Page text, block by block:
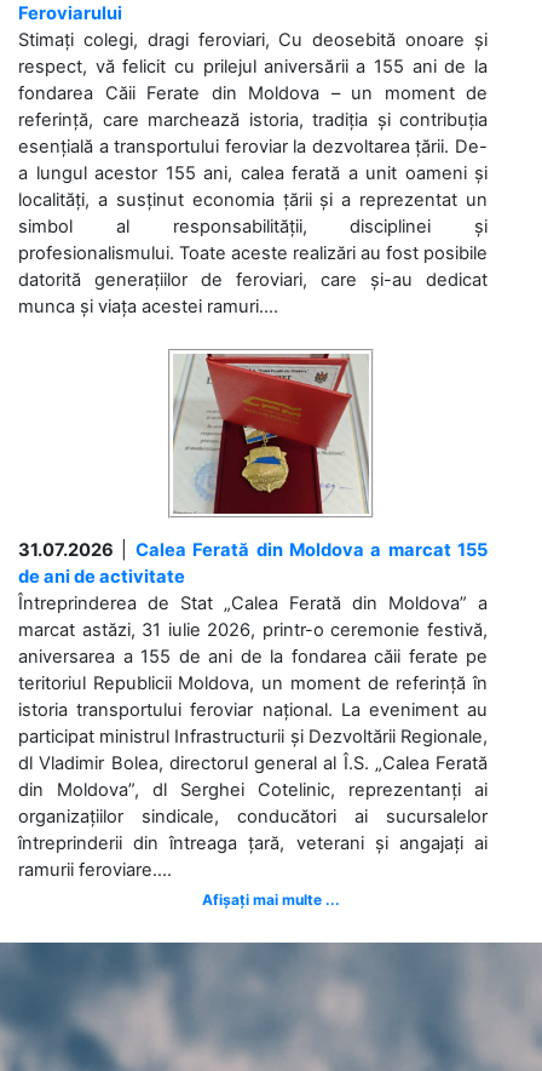
Feroviarului
Stimați colegi, dragi feroviari, Cu deosebită onoare și
respect, vă felicit cu prilejul aniversării a 155 ani de la
fondarea Căii Ferate din Moldova – un moment de
referință, care marchează istoria, tradiția și contribuția
esențială a transportului feroviar la dezvoltarea țării. De-
a lungul acestor 155 ani, calea ferată a unit oameni și
localități, a susținut economia țării și a reprezentat un
simbol al responsabilității, disciplinei și
profesionalismului. Toate aceste realizări au fost posibile
datorită generațiilor de feroviari, care și-au dedicat
munca și viața acestei ramuri....
31.07.2026
Calea Ferată din Moldova a marcat 155
de ani de activitate
Întreprinderea de Stat „Calea Ferată din Moldova” a
marcat astăzi, 31 iulie 2026, printr-o ceremonie festivă,
aniversarea a 155 de ani de la fondarea căii ferate pe
teritoriul Republicii Moldova, un moment de referință în
istoria transportului feroviar național. La eveniment au
participat ministrul Infrastructurii și Dezvoltării Regionale,
dl Vladimir Bolea, directorul general al Î.S. „Calea Ferată
din Moldova”, dl Serghei Cotelinic, reprezentanți ai
organizațiilor sindicale, conducători ai sucursalelor
întreprinderii din întreaga țară, veterani și angajați ai
ramurii feroviare....
Afișați mai multe ...